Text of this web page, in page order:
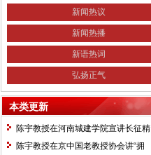
新闻热议
新闻热播
新语热词
弘扬正气
本类更新
陈宇教授在河南城建学院宣讲长征精
神及红25军长征史
陈宇教授在京中国老教授协会讲“拥